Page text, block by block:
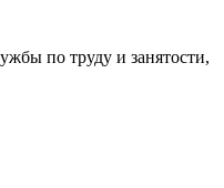
по труду и занятости,